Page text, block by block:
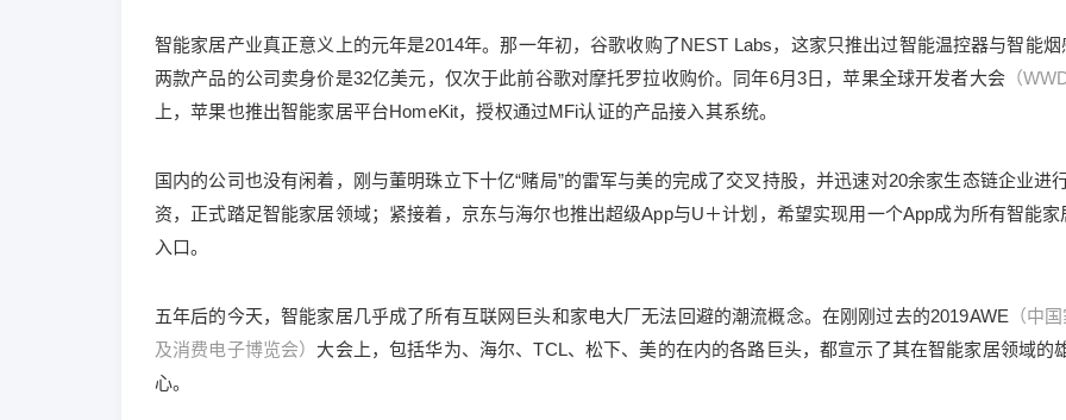
智能家居产业真正意义上的元年是2014年。那一年初，谷歌收购了NEST Labs，这家只推出过智能温控器与智能烟
两款产品的公司卖身价是32亿美元，仅次于此前谷歌对摩托罗拉收购价。同年6月3日，苹果全球开发者大会（
上，苹果也推出智能家居平台HomeKit，授权通过MFi认证的产品接入其系统。
国内的公司也没有闲着，刚与董明珠立下十亿“赌局”的雷军与美的完成了交叉持股，并迅速对20余家生态链企业进
资，正式踏足智能家居领域；紧接着，京东与海尔也推出超级App与U＋计划，希望实现用一个App成为所有智能家
入口。
五年后的今天，智能家居几乎成了所有互联网巨头和家电大厂无法回避的潮流概念。在刚刚过去的2019AWE （中
及消费电子博览会） 大会上，包括华为、海尔、TCL、松下、美的在内的各路巨头，都宣示了其在智能家居领域的
心。
智能家居，一颗地平线下的朝
阳
2019年注定将成为IoT行业大爆发的一年，而其中
你将看到，智能家居的开放与封闭之争，入口之
争，以及小米AIoT战略委员会主席范典、涂鸦智
¥
6位以上